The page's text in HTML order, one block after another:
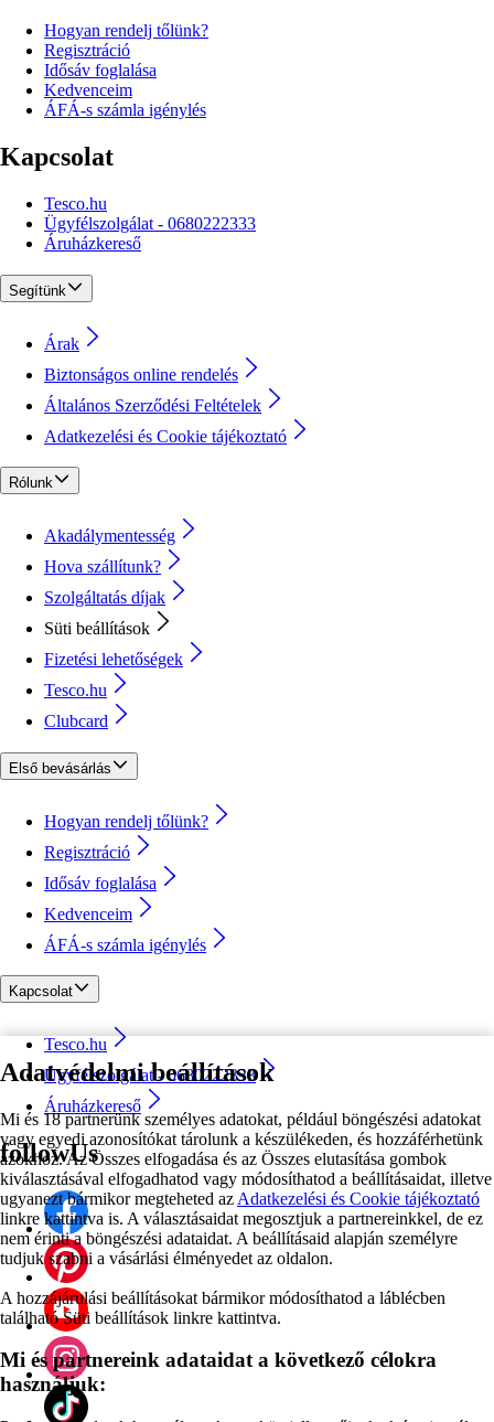
Adatvédelmi beállítások
Mi és 18 partnerünk személyes adatokat, például böngészési adatokat
vagy egyedi azonosítókat tárolunk a készülékeden, és hozzáférhetünk
azokhoz. Az Összes elfogadása és az Összes elutasítása gombok
kiválasztásával elfogadhatod vagy módosíthatod a beállításaidat, illetve
ugyanezt bármikor megteheted az Adatkezelési és Cookie tájékoztató
linkre kattintva is. A választásaidat megosztjuk a partnereinkkel, de ez
nem érinti a böngészési adataidat. A beállításaid alapján személyre
tudjuk szabni a vásárlási élményedet az oldalon.
A hozzájárulási beállításokat bármikor módosíthatod a láblécben
található Süti beállítások linkre kattintva.
Mi és partnereink adataidat a következő célokra
használjuk:
Hogyan rendelj tőlünk?
Regisztráció
Idősáv foglalása
Kedvenceim
ÁFÁ-s számla igénylés
Kapcsolat
Tesco.hu
Ügyfélszolgálat - 0680222333
Áruházkereső
Segítünk
Árak
Biztonságos online rendelés
Általános Szerződési Feltételek
Adatkezelési és Cookie tájékoztató
Rólunk
Akadálymentesség
Hova szállítunk?
Szolgáltatás díjak
Süti beállítások
Fizetési lehetőségek
Tesco.hu
Clubcard
Első bevásárlás
Hogyan rendelj tőlünk?
Regisztráció
Idősáv foglalása
Kedvenceim
ÁFÁ-s számla igénylés
Kapcsolat
Tesco.hu
Ügyfélszolgálat - 0680222333
Áruházkereső
followUs